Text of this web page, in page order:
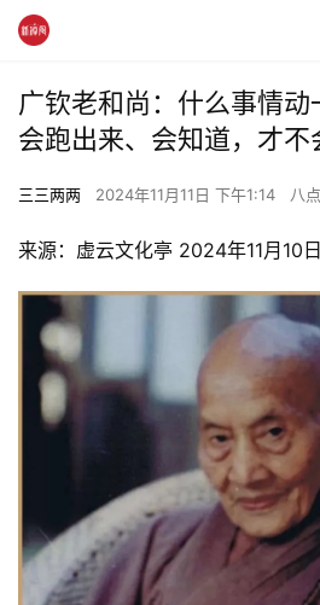
广钦老和尚：什么事情
会跑出来、会知道，才不
三三两两 2024年11月11日 下午1:14 八
来源：虚云文化亭 2024年11月10日